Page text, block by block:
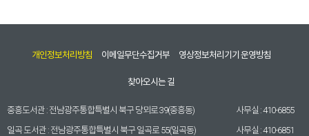
개인정보처리방침 이메일무단수집거부 영상정보처리기기 운영방침
찾아오시는 길
중흥도서관 : 전남광주통합특별시 북구 당뫼로 39(중흥동) 사무실 :410-6855
일곡 도서관 : 전남광주통합특별시 북구 일곡로 55(일곡동) 사무실 :410-6851